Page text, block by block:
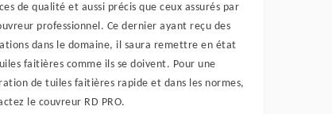
de qualité et aussi précis que ceux assurés par
professionnel. Ce dernier ayant reçu des
dans le domaine, il saura remettre en état
faitières comme ils se doivent. Pour une
de tuiles faitières rapide et dans les normes,
le couvreur RD PRO.